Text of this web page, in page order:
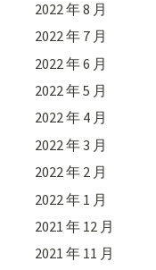
2022 年 8 月
2022 年 7 月
2022 年 6 月
2022 年 5 月
2022 年 4 月
2022 年 3 月
2022 年 2 月
2022 年 1 月
2021 年 12 月
2021 年 11 月